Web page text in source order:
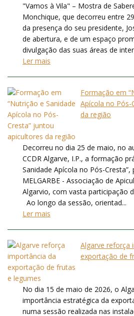
"Vamos à Vila" – Mostra de
Monchique, que decorreu entre
da presença do seu presidente,
de abertura, e de um espaço
divulgação das suas áreas de
Ler mais
Formação em
Apícola no Pós-
da região
Decorreu no dia 25 de maio, no
CCDR Algarve, I.P., a formação
Sanidade Apícola no Pós-
MELGARBE - Associação de
Algarvio, com vasta participação
Ao longo da sessão, orientad...
Ler mais
Algarve reforça
exportação de
No dia 15 de maio de 2026, o
importância estratégica da
numa sessão realizada nas